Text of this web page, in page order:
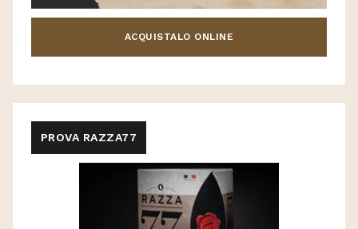
ACQUISTALO ONLINE
PROVA RAZZA77